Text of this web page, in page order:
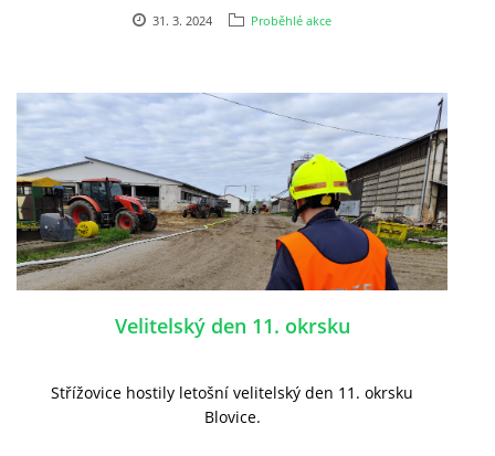
31. 3. 2024 Proběhlé akce
Velitelský den 11. okrsku
Střížovice hostily letošní velitelský den 11. okrsku
Blovice.